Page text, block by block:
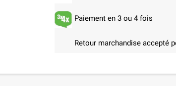
Paiement en 3 ou 4 fois
Retour marchandise accepté